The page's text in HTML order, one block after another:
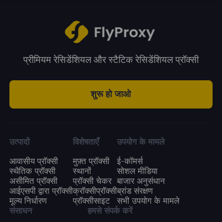
प्रीमियम रेसिडेंशियल और स्टैटिक रेसिडेंशियल प्रॉक्सी
शुरू हो जाओ
उत्पादों
आवासीय प्रॉक्सी
स्थैतिक प्रॉक्सी
असीमित प्रॉक्सी
आईएसपी द्वारा प्रॉक्सी
मूल्य निर्धारण
विशेषताएँ
मुफ़्त प्रॉक्सी
स्थानों
प्रॉक्सी चेकर
क्रॉक्सीप्रॉक्सी
प्रॉक्सीसाइट
उपयोग के मामले
ई-कॉमर्स
सोशल मीडिया
बाजार अनुसंधान
ब्रांड संरक्षण
सभी उपयोग के मामले
संसाधन
हमसे संपर्क करें